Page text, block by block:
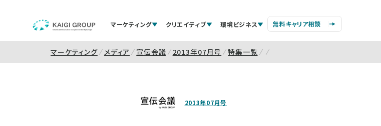
マーケティング クリエイティブ 環境ビジネス 無料キャリア相談
マーケティング メディア 宣伝会議 2013年07月号 特集一覧
2013年07月号